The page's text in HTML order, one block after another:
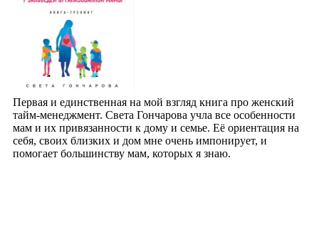
Первая и единственная на мой взгляд книга про женский
тайм-менеджмент. Света Гончарова учла все особенности
мам и их привязанности к дому и семье. Её ориентация на
себя, своих близких и дом мне очень импонирует, и
помогает большинству мам, которых я знаю.